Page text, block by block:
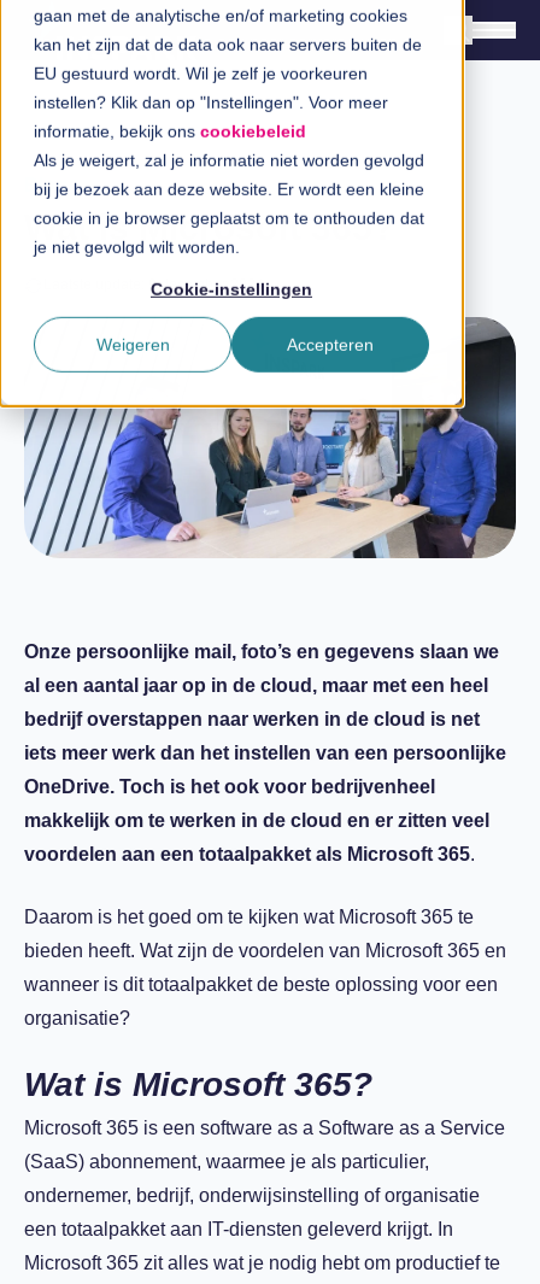
gaan met de analytische en/of marketing cookies
kan het zijn dat de data ook naar servers buiten de
EU gestuurd wordt. Wil je zelf je voorkeuren
instellen? Klik dan op "Instellingen". Voor meer
informatie, bekijk ons cookiebeleid
Als je weigert, zal je informatie niet worden gevolgd
bij je bezoek aan deze website. Er wordt een kleine
cookie in je browser geplaatst om te onthouden dat
je niet gevolgd wilt worden.
Cookie-instellingen
Accepteren
Weigeren
Oplossingen
Branches
InSpiratiecentrum
Direct in contact
Over InSpark
Werken bij InSpark
Blog
Wat is Microsoft 365?
Laatste update: 9 december 2024
Onze persoonlijke mail, foto’s en gegevens slaan we
al een aantal jaar op in de cloud, maar met een heel
bedrijf overstappen naar werken in de cloud is net
iets meer werk dan het instellen van een persoonlijke
OneDrive. Toch is het ook voor bedrijvenheel
makkelijk om te werken in de cloud en er zitten veel
voordelen aan een totaalpakket als Microsoft 365.
Daarom is het goed om te kijken wat Microsoft 365 te
bieden heeft. Wat zijn de voordelen van Microsoft 365 en
wanneer is dit totaalpakket de beste oplossing voor een
organisatie?
Wat is Microsoft 365?
Microsoft 365 is een software as a Software as a Service
(SaaS) abonnement, waarmee je als particulier,
ondernemer, bedrijf, onderwijsinstelling of organisatie
een totaalpakket aan IT-diensten geleverd krijgt. In
Microsoft 365 zit alles wat je nodig hebt om productief te